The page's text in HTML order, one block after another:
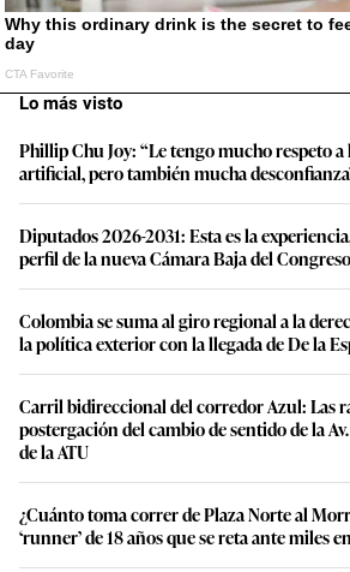
Lo más visto
Phillip Chu Joy: “Le tengo mucho respeto
artificial, pero también mucha
Diputados 2026-2031: Esta es la
perfil de la nueva Cámara Baja del Congreso
Colombia se suma al giro regional a la
la política exterior con la llegada de De la
Carril bidireccional del corredor Azul: Las
postergación del cambio de sentido de la
de la ATU
¿Cuánto toma correr de Plaza Norte al
‘runner’ de 18 años que se reta ante miles